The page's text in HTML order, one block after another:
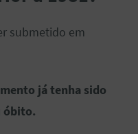
submetido em
já tenha sido
óbito.